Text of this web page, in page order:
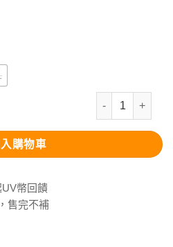
石墨烯恆溫舒
購物車
UV幣回饋
售完不補